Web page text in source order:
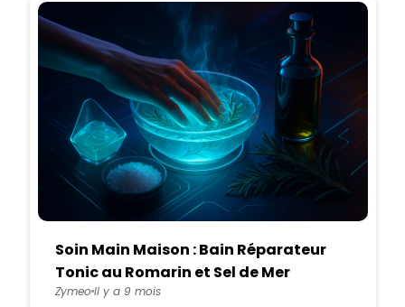
Soin Main Maison : Bain Réparateur
Tonic au Romarin et Sel de Mer
ZymeoIl y a 9 mois